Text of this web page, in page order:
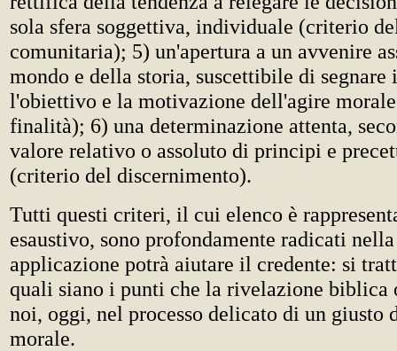
sola sfera soggettiva, individuale (criterio
comunitaria); 5) un'apertura a un avvenire
mondo e della storia, suscettibile di segnare
l'obiettivo e la motivazione dell'agire
finalità); 6) una determinazione attenta,
valore relativo o assoluto di principi e
(criterio del discernimento).
Tutti questi criteri, il cui elenco è
esaustivo, sono profondamente radicati
applicazione potrà aiutare il credente: si
quali siano i punti che la rivelazione biblica
noi, oggi, nel processo delicato di un giusto
morale.